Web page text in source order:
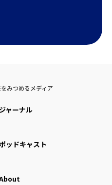
みつめるメディア
ジャーナル
ッドキャスト